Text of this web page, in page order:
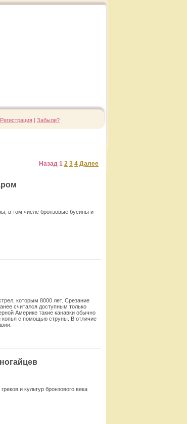
Регистрация | Забыли?
Назад 1 2 3 4 Далее
в том числе бронзовые бусины и
которым 8000 лет. Срезание
считался доступным только
Америке такие канавки обычно
копья с помощью струны. В отличие
и культур бронзового века